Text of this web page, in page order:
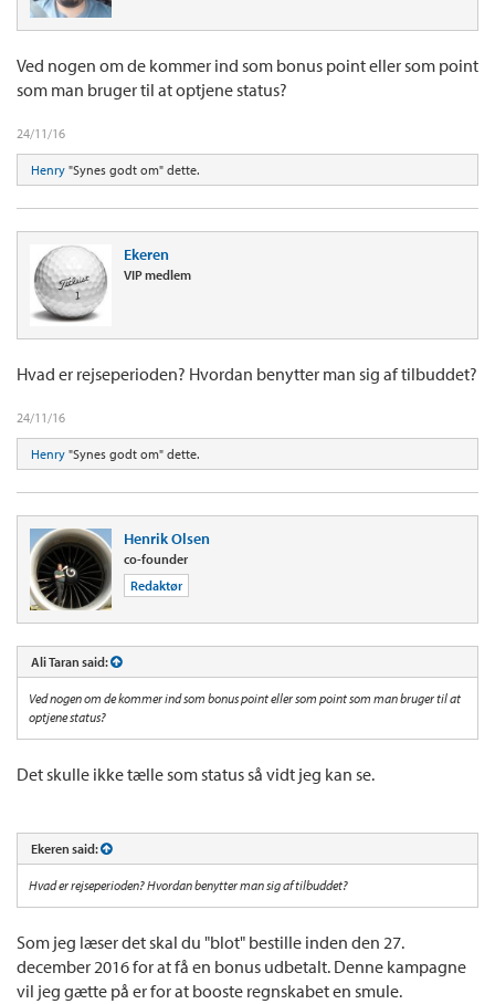
Ved nogen om de kommer ind som bonus point eller som point
som man bruger til at optjene status?
24/11/16
Henry "Synes godt om" dette.
Ekeren
VIP medlem
Hvad er rejseperioden? Hvordan benytter man sig af tilbuddet?
24/11/16
Henry "Synes godt om" dette.
Henrik Olsen
co-founder
Redaktør
Ali Taran said:
Ved nogen om de kommer ind som bonus point eller som point som man bruger til at
optjene status?
Det skulle ikke tælle som status så vidt jeg kan se.
Ekeren said:
Hvad er rejseperioden? Hvordan benytter man sig af tilbuddet?
Som jeg læser det skal du "blot" bestille inden den 27.
december 2016 for at få en bonus udbetalt. Denne kampagne
vil jeg gætte på er for at booste regnskabet en smule.